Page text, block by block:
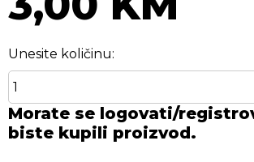
Unesite količinu:
Morate se logovati/
biste kupili proizvod.